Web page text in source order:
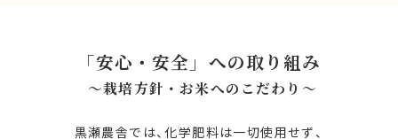
「安心・安全」への取り組み
～栽培方針・お米へのこだわり〜
黒瀬農舎では、化学肥料は一切使用せず、